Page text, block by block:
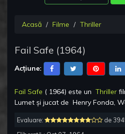
Acasă Filme Thriller
Fail Safe (1964)
Acțiune:
Fail Safe ( 1964) este un Thriller
Lumet și jucat de Henry Fonda,
Evaluare:
de